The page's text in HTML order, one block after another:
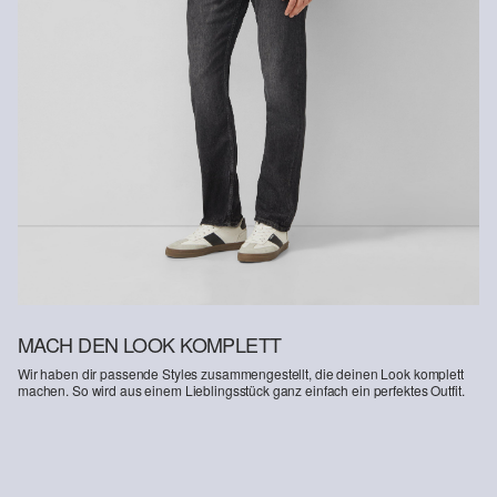
MACH DEN LOOK KOMPLETT
Wir haben dir passende Styles zusammengestellt, die deinen Look komplett
machen. So wird aus einem Lieblingsstück ganz einfach ein perfektes Outfit.